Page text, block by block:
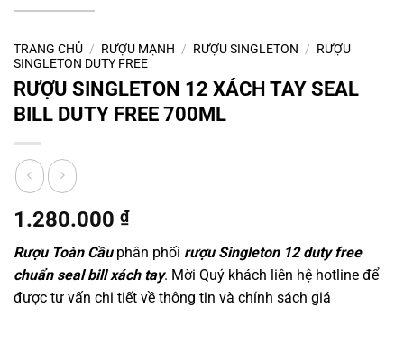
TRANG CHỦ / RƯỢU MẠNH / RƯỢU SINGLETON / RƯỢU
SINGLETON DUTY FREE
RƯỢU SINGLETON 12 XÁCH TAY SEAL
BILL DUTY FREE 700ML
1.280.000 ₫
Rượu Toàn Cầu phân phối rượu Singleton 12 duty free
chuẩn seal bill xách tay. Mời Quý khách liên hệ hotline để
được tư vấn chi tiết về thông tin và chính sách giá